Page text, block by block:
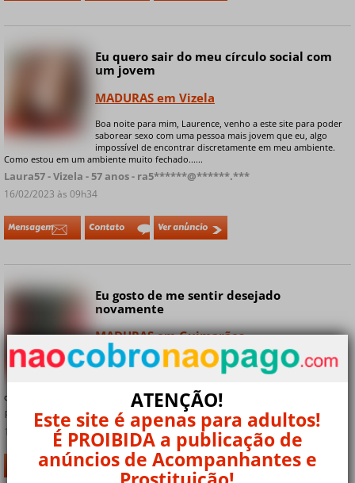
Eu quero sair do meu círculo social com
um jovem
MADURAS em Vizela
Boa noite para mim, Laurence, venho a este site para poder
saborear sexo com uma pessoa mais jovem que eu, algo
impossível de encontrar discretamente em meu ambiente.
Como estou em um ambiente muito fechado......
Laura57 - Vizela - 57 anos - ra5******@******.***
16/02/2023 às 09h34
Mensagem Contato Ver anúncio
Online
+ 9 fotos privadas
Eu gosto de me sentir desejado
novamente
MADURAS em Guimarães
sou uma garota um tanto tímida que já se machucou muito e
quer virar a página e esquecer quero conhecer um cara
comigo *** *** ***...
Rina25 - Guimarães - 25 anos - a25******@******.***
16/02/2023 às 09h19
Mensagem Contato Ver anúncio
ATENÇÃO!
Este site é apenas para adultos!
É PROIBIDA a publicação de
anúncios de Acompanhantes e